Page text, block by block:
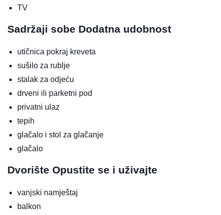
TV
Sadržaji sobe Dodatna udobnost
utičnica pokraj kreveta
sušilo za rublje
stalak za odjeću
drveni ili parketni pod
privatni ulaz
tepih
glačalo i stol za glačanje
glačalo
Dvorište Opustite se i uživajte
vanjski namještaj
balkon